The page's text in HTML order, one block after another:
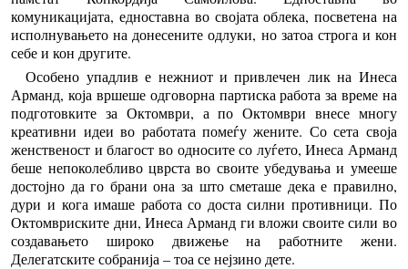
комуникацијата, едноставна во својата облека, посветена на
исполнувањето на донесените одлуки, но затоа строга и кон
себе и кон другите.
Особено упадлив е нежниот и привлечен лик на Инеса
Арманд, која вршеше одговорна партиска работа за време на
подготовките за Октомври, а по Октомври внесе многу
креативни идеи во работата помеѓу жените. Со сета своја
женственост и благост во односите со луѓето, Инеса Арманд
беше непоколебливо цврста во своите убедувања и умееше
достојно да го брани она за што сметаше дека е правилно,
дури и кога имаше работа со доста силни противници. По
Октомвриските дни, Инеса Арманд ги вложи своите сили во
создавањето широко движење на работните жени.
Делегатските собранија – тоа се нејзино дете.